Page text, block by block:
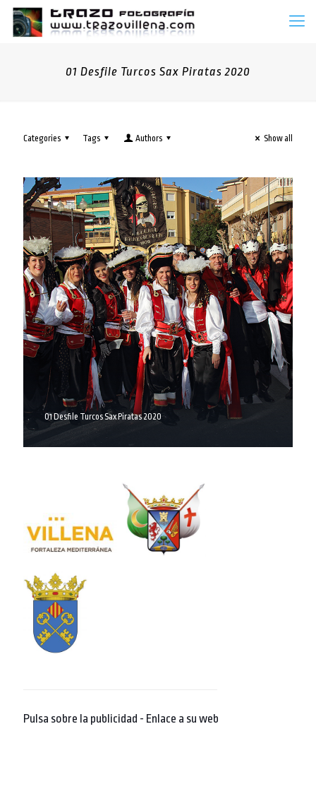
01 Desfile Turcos Sax Piratas 2020
Categories Tags Authors Show all
01 Desfile Turcos Sax Piratas 2020
Pulsa sobre la publicidad - Enlace a su web